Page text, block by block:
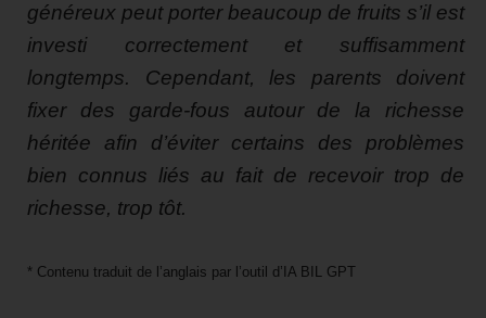
généreux peut porter beaucoup de fruits s’il est
investi correctement et suffisamment
longtemps. Cependant, les parents doivent
fixer des garde-fous autour de la richesse
héritée afin d’éviter certains des problèmes
bien connus liés au fait de recevoir trop de
richesse, trop tôt.
* Contenu traduit de l’anglais par l’outil d’IA BIL GPT